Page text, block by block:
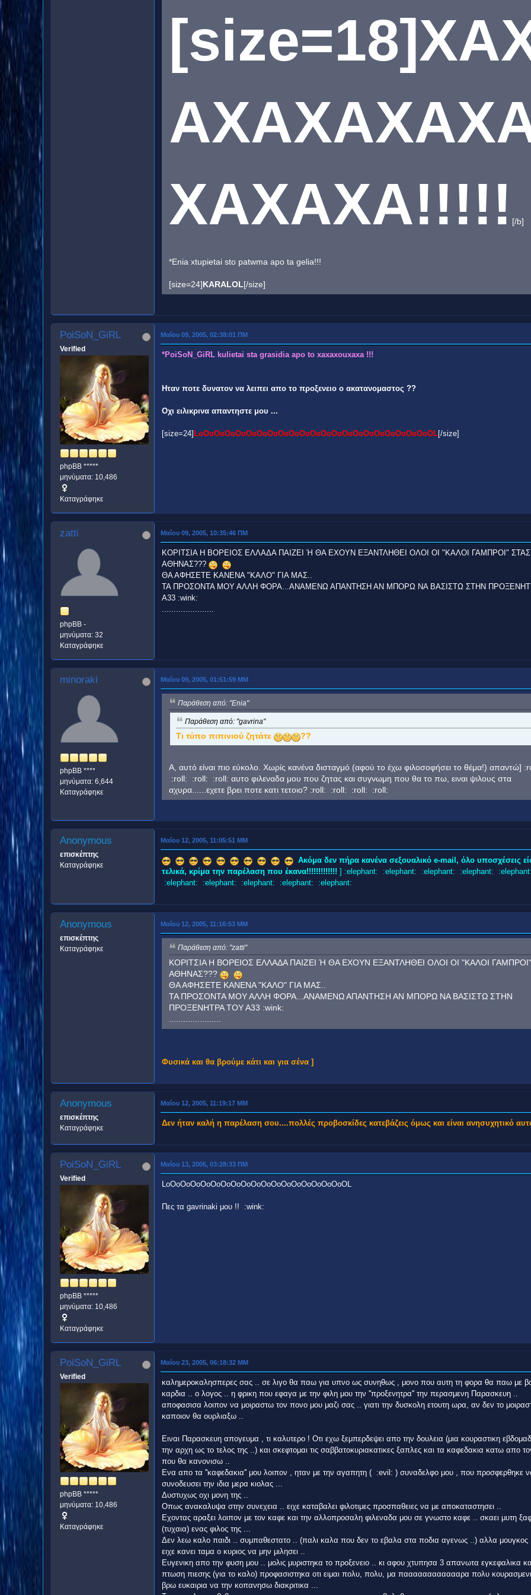
XAXAXA!!!!!
[/b]
*Enia xtupietai sto patwma apo ta gelia!!!
[size=24] KARALOL [/size]
PoiSoN_GiRL
Verified
phpBB *****
μηνύματα: 10,486
Καταγράφηκε
Μαΐου 09, 2005, 02:38:01 ΠΜ
*PoiSoN_GiRL kulietai sta grasidia apo to xaxaxouxaxa !!!
Ηταν ποτε δυνατον να λειπει απο το προξενειο ο ακατανομαστος ??
Οχι ειλικρινα απαντηστε μου ...
[size=24] LoOoOoOoOoOoOoOoOoOoOoOoOoOoOoOoOoOoOoOoOoOoOL[/size]
zatti
phpBB -
μηνύματα: 32
Καταγράφηκε
Μαΐου 09, 2005, 10:35:46 ΠΜ
ΚΟΡΙΤΣΙΑ Η ΒΟΡΕΙΟΣ ΕΛΛΑΔΑ ΠΑΙΖΕΙ Ή ΘΑ ΕΧΟΥΝ ΕΞΑΝΤΛΗΘΕΙ ΟΛΟΙ ΟΙ "ΚΑΛΟΙ ΓΑΜΠΡΟΙ" ΣΤΑΣ
ΑΘΗΝΑΣ???
ΘΑ ΑΦΗΣΕΤΕ ΚΑΝΕΝΑ "ΚΑΛΟ" ΓΙΑ ΜΑΣ..
ΤΑ ΠΡΟΣΟΝΤΑ ΜΟΥ ΑΛΛΗ ΦΟΡΑ...ΑΝΑΜΕΝΩ ΑΠΑΝΤΗΣΗ ΑΝ ΜΠΟΡΩ ΝΑ ΒΑΣΙΣΤΩ ΣΤΗΝ
Α33 :wink:
minoraki
phpBB ****
μηνύματα: 6,644
Καταγράφηκε
Μαΐου 09, 2005, 01:51:59 ΜΜ
Παράθεση από: "Enia"
Παράθεση από: "gavrina"
Τι τύπο πιπινιού ζητάτε ??
Α, αυτό είναι πιο εύκολο. Χωρίς κανένα δισταγμό (αφού το έχω φιλοσοφήσει το θέμα!) απαντώ]
:roll: :roll: :roll: αυτο φιλεναδα μου που ζητας και συγνωμη που θα το πω, ειναι ψιλους στα
αχυρα......εχετε βρει ποτε κατι τετοιο? :roll: :roll: :roll: :roll:
Anonymous
επισκέπτης
Καταγράφηκε
Μαΐου 12, 2005, 11:05:51 ΜΜ
Ακόμα δεν πήρα κανένα σεξουαλικό e-mail, όλο υποσχέσεις
τελικά, κρίμα την παρέλαση που έκανα!!!!!!!!!!!!! ] :elephant: :elephant: :elephant: :elephant:
:elephant: :elephant: :elephant: :elephant: :elephant:
Anonymous
επισκέπτης
Καταγράφηκε
Μαΐου 12, 2005, 11:16:53 ΜΜ
Παράθεση από: "zatti"
ΚΟΡΙΤΣΙΑ Η ΒΟΡΕΙΟΣ ΕΛΛΑΔΑ ΠΑΙΖΕΙ Ή ΘΑ ΕΧΟΥΝ ΕΞΑΝΤΛΗΘΕΙ ΟΛΟΙ ΟΙ "ΚΑΛΟΙ
ΑΘΗΝΑΣ???
ΘΑ ΑΦΗΣΕΤΕ ΚΑΝΕΝΑ "ΚΑΛΟ" ΓΙΑ ΜΑΣ..
ΤΑ ΠΡΟΣΟΝΤΑ ΜΟΥ ΑΛΛΗ ΦΟΡΑ...ΑΝΑΜΕΝΩ ΑΠΑΝΤΗΣΗ ΑΝ ΜΠΟΡΩ ΝΑ ΒΑΣΙΣΤΩ ΣΤΗΝ
ΠΡΟΞΕΝΗΤΡΑ ΤΟΥ Α33 :wink:
Φυσικά και θα βρούμε κάτι και για σένα ]
Anonymous
επισκέπτης
Καταγράφηκε
Μαΐου 12, 2005, 11:19:17 ΜΜ
Δεν ήταν καλή η παρέλαση σου....πολλές προβοσκίδες κατεβάζεις όμως και είναι ανησυχητικό
PoiSoN_GiRL
Verified
phpBB *****
μηνύματα: 10,486
Καταγράφηκε
Μαΐου 13, 2005, 03:28:33 ΠΜ
LoOoOoOoOoOoOoOoOoOoOoOoOoOoOoOoOoOoOL
Πες τα gavrinaki μου !! :wink:
PoiSoN_GiRL
Verified
phpBB *****
μηνύματα: 10,486
Καταγράφηκε
Μαΐου 23, 2005, 06:18:32 ΜΜ
καλημεροκαλησπερες σας .. σε λιγο θα παω για υπνο ως συνηθως , μονο που αυτη τη φορα θα παω με
καρδια .. ο λογος .. η φρικη που εφαγα με την φιλη μου την ''προξενητρα'' την περασμενη Παρασκευη ..
αποφασισα λοιπον να μοιραστω τον πονο μου μαζι σας .. γιατι την δυσκολη ετουτη ωρα, αν δεν το
καποιον θα ουρλιαξω ..
Ειναι Παρασκευη απογευμα , τι καλυτερο ! Οτι εχω ξεμπερδεψει απο την δουλεια (μια κουραστικη
την αρχη ως το τελος της ..) και σκεφτομαι τις σαββατοκυριακατικες ξαπλες και τα καφεδακια κατω απο
που θα κανονισω ..
Ενα απο τα ''καφεδακια'' μου λοιπον , ηταν με την αγαπητη ( :evil: ) συναδελφο μου , που προσφερθηκε
συνοδευσει την ιδια μερα κιολας ...
Δυστυχως οχι μονη της ..
Οπως ανακαλυψα στην συνεχεια .. ειχε καταβαλει φιλοτιμες προσπαθειες να με αποκαταστησει ..
Εχοντας αραξει λοιπον με τον καφε και την αλλοπροσαλη φιλεναδα μου σε γνωστο καφε .. σκαει μυτη
(τυχαια) ενας φιλος της ...
Δεν λεω καλο παιδι .. συμπαθεστατο .. (παλι καλα που δεν το εβαλα στα ποδια αγενως ..) αλλα μουγκος
ειχε κανει ταμα ο κυριος να μην μιλησει ..
Ευγενικη απο την φυση μου .. μολις μυριστηκα το προξενειο .. κι αφου χτυπησα 3 απανωτα εγκεφαλικα
πτωση πιεσης (για το καλο) προφασιστηκα οτι ειμαι πολυ, πολυ, μα πααααααααααααρα πολυ
βρω ευκαιρια να την κοπανησω διακριτικα ...